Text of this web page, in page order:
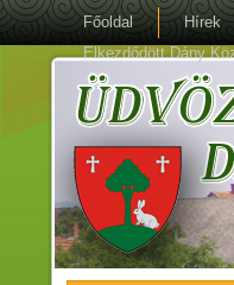
Főoldal Hírek
Elkezdődött Dány